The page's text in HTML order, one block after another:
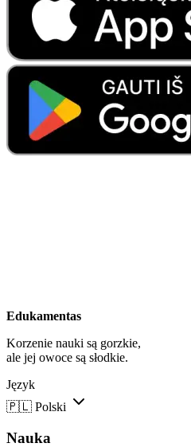
Edukamentas
Korzenie nauki są gorzkie,
ale jej owoce są słodkie.
Język
🇵🇱 Polski
Nauka